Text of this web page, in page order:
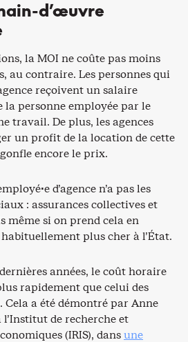
d’œuvre
la MOI ne coûte pas moins
au contraire. Les personnes qui
reçoivent un salaire
la personne employée par le
travail. De plus, les agences
un profit de la location de cette
encore le prix.
d’agence n’a pas les
: assurances collectives et
même si on prend cela en
plus cher à l’État.
années, le coût horaire
rapidement que celui des
Cela a été démontré par Anne
l’Institut de recherche et
(IRIS), dansune